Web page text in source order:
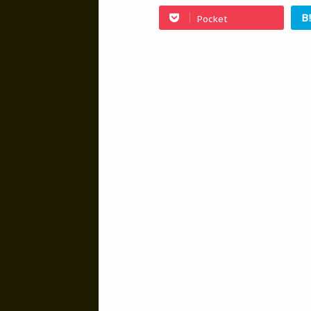
Pocket B!